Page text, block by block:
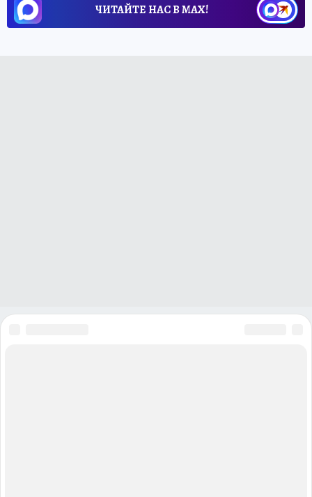
ЧИТАЙТЕ НАС В МАХ!